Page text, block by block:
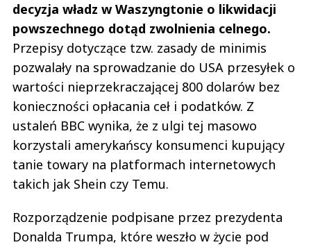
decyzja władz w Waszyngtonie o likwidacji
powszechnego dotąd zwolnienia celnego.
Przepisy dotyczące tzw. zasady de minimis
pozwalały na sprowadzanie do USA przesyłek o
wartości nieprzekraczającej 800 dolarów bez
konieczności opłacania ceł i podatków. Z
ustaleń BBC wynika, że z ulgi tej masowo
korzystali amerykańscy konsumenci kupujący
tanie towary na platformach internetowych
takich jak Shein czy Temu.
Rozporządzenie podpisane przez prezydenta
Donalda Trumpa, które weszło w życie pod